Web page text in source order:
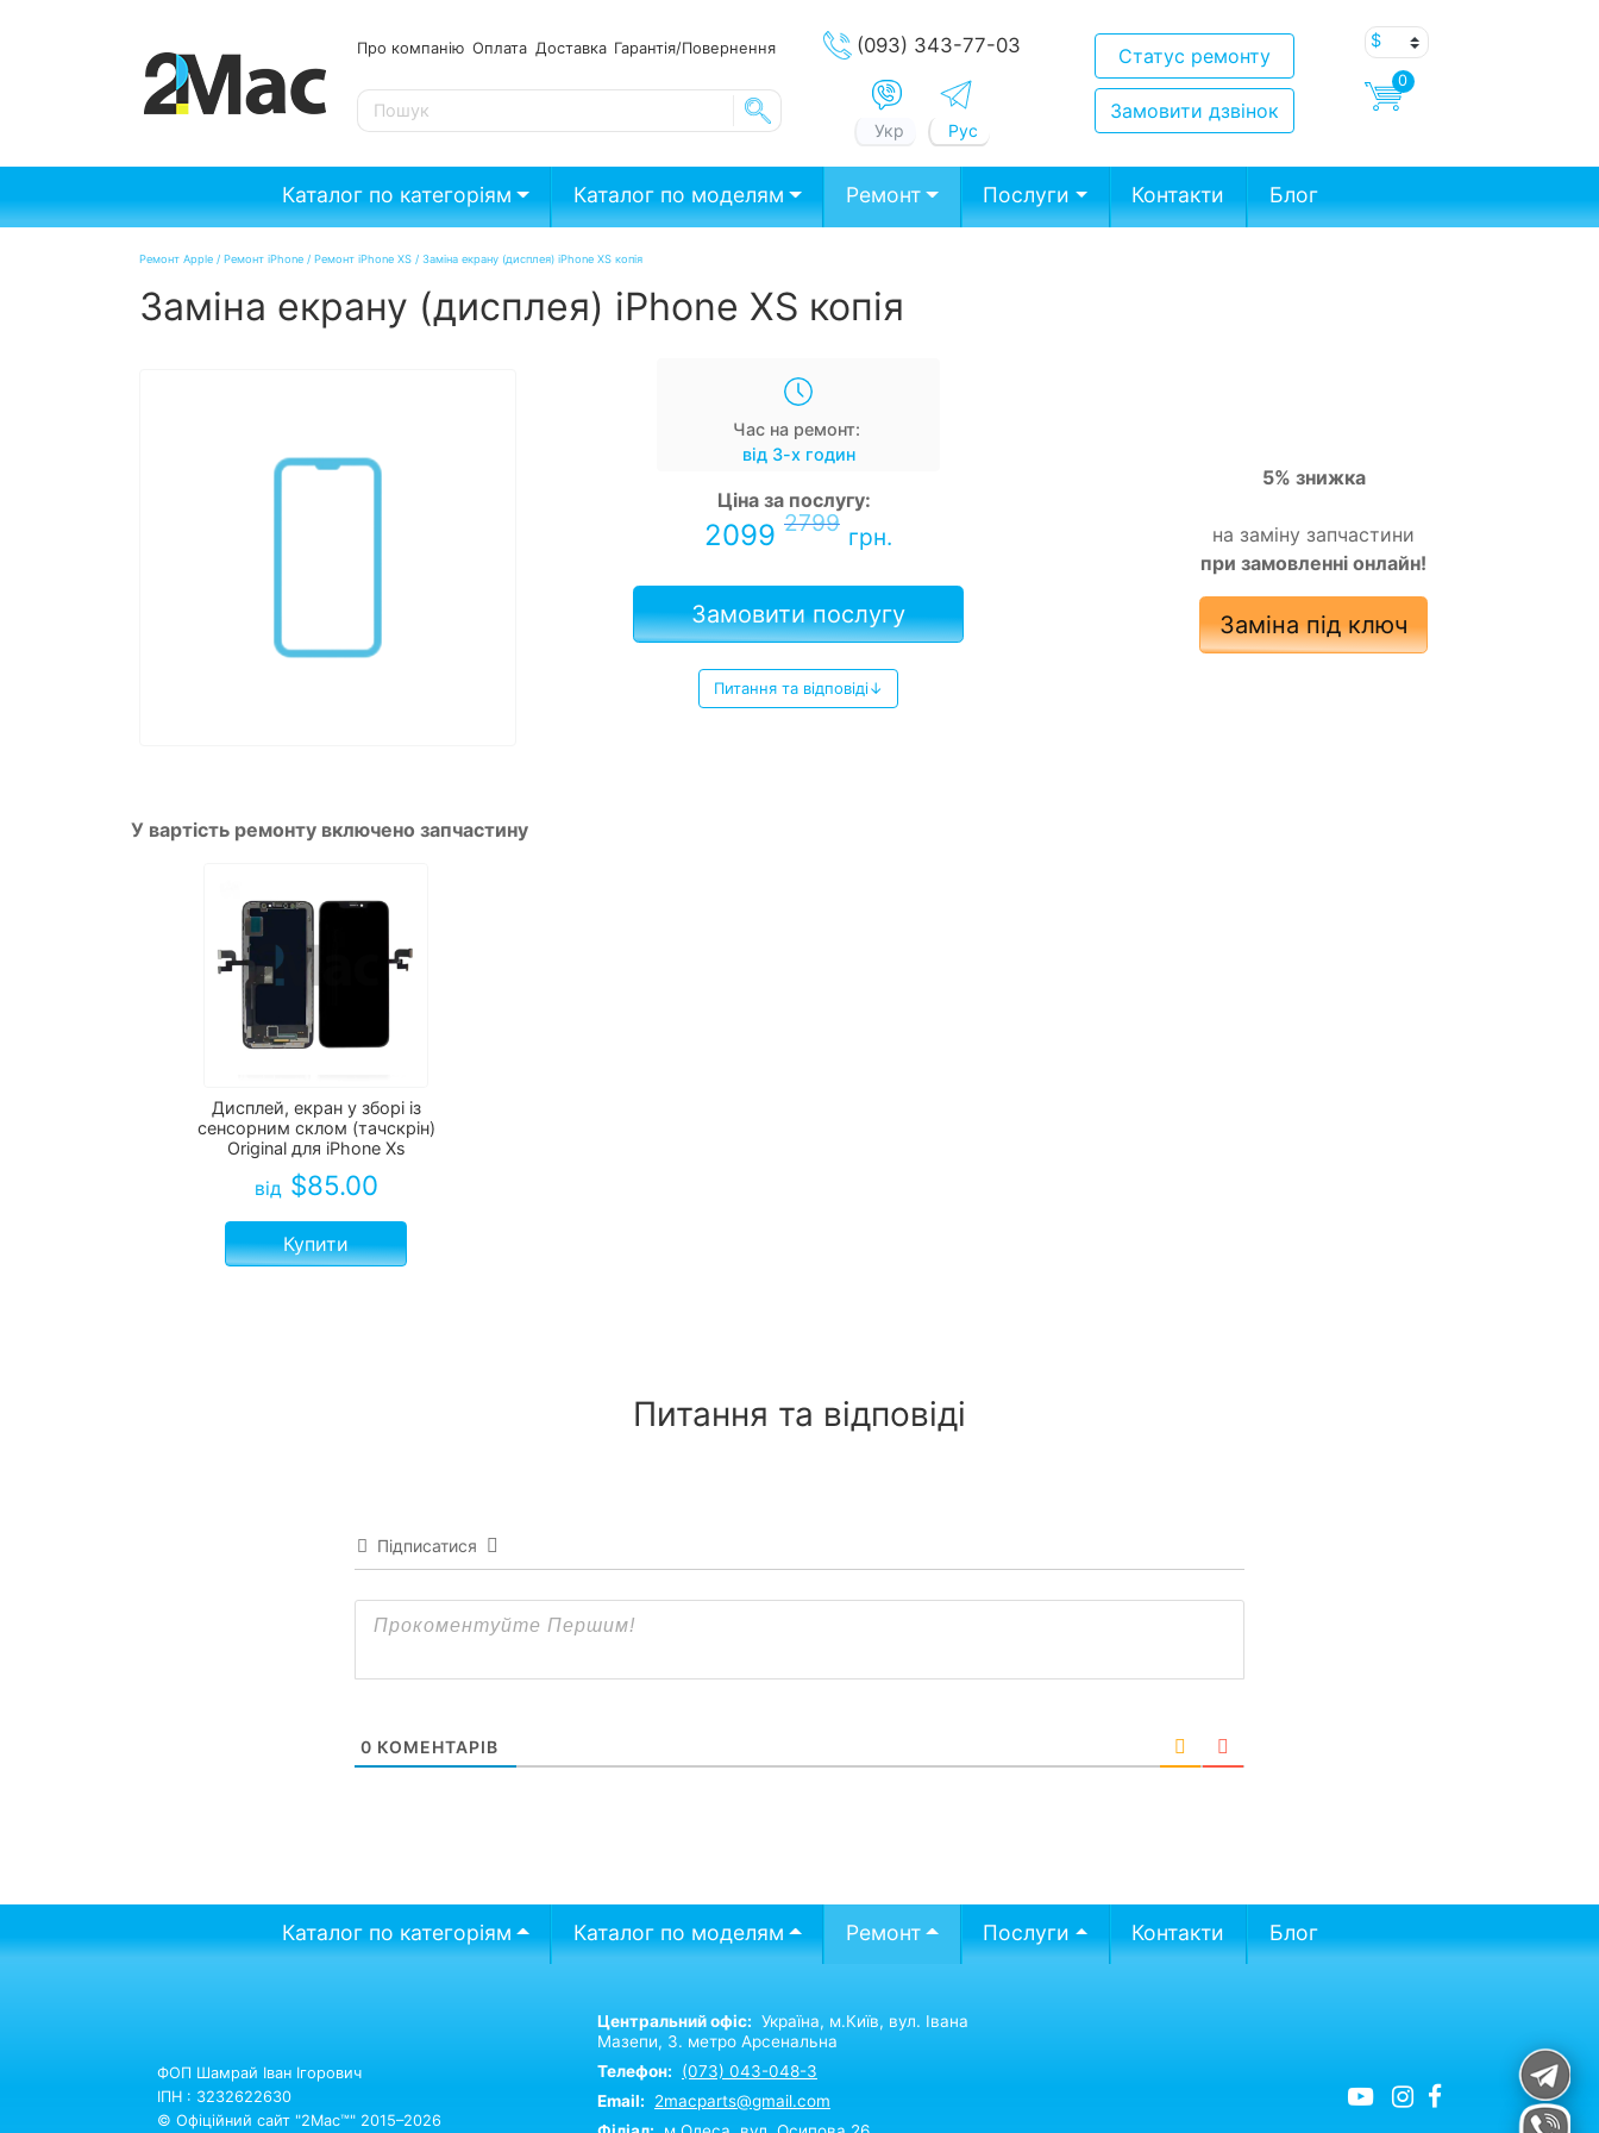
Про компанію Оплата Доставка Гарантія/Повернення
SE
(093) 343-77-03
Укр Рус
Статус ремонту
Замовити дзвінок
0
Каталог по категоріям Каталог по моделям Ремонт Послуги Контакти Блог
Ремонт Apple / Ремонт iPhone / Ремонт iPhone XS / Заміна екрану (дисплея) iPhone XS копія
Заміна екрану (дисплея) iPhone XS копія
Час на ремонт:
від 3-х годин
Ціна за послугу:
2099 2799 грн.
Замовити послугу
Питання та відповіді↓
5% знижка
на заміну запчастини
при замовленні онлайн!
Заміна під ключ
У вартість ремонту включено запчастину
Дисплей, екран у зборі із
сенсорним склом (тачскрін)
Original для iPhone Xs
від $85.00
Купити
Питання та відповіді
Підписатися
0 КОМЕНТАРІВ
Каталог по категоріям Каталог по моделям Ремонт Послуги Контакти Блог
ФОП Шамрай Іван Ігорович
ІПН : 3232622630
© Офіційний сайт "2Mac™" 2015–2026
Центральний офіс: Україна, м.Київ, вул. Івана
Мазепи, 3. метро Арсенальна
Телефон:
(073) 043-048-3
Email:
2macparts@gmail.com